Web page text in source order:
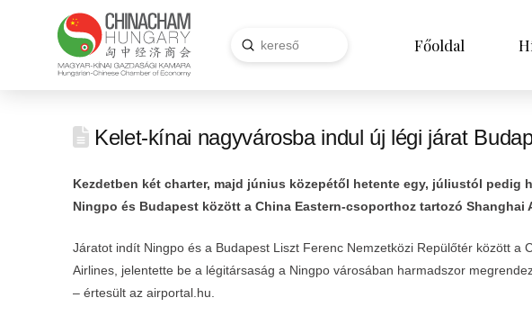
Search
Submit Főoldal
Kelet-kínai nagyvárosba indul új légi járat
Kezdetben két charter, majd június közepétől hetente egy, júliustól pedig
Ningpo és Budapest között a China Eastern-csoporthoz tartozó Shanghai
Járatot indít Ningpo és a Budapest Liszt Ferenc Nemzetközi Repülőtér között a
Airlines, jelentette be a légitársaság a Ningpo városában harmadszor
– értesült az airportal.hu.